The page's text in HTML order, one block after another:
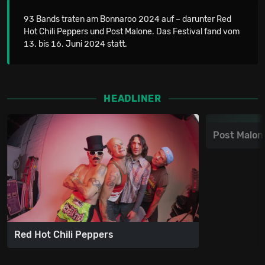
93 Bands traten am Bonnaroo 2024 auf – darunter Red
Hot Chili Peppers und Post Malone. Das Festival fand vom
13. bis 16. Juni 2024 statt.
HEADLINER
Red Hot Chili Peppers
Post